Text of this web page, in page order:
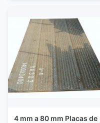
4 mm a 80 mm Placas de